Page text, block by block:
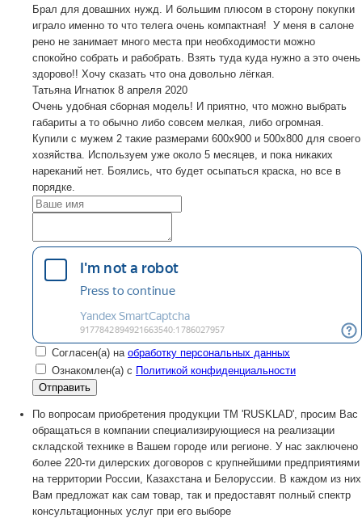
Брал для довашних нужд. И большим плюсом в сторону покупки
играло именно то что телега очень компактная! У меня в салоне
рено не занимает много места при необходимости можно
спокойно собрать и рабобрать. Взять туда куда нужно а это очень
здорово!! Хочу сказать что она довольно лёгкая.
Татьяна Игнатюк 8 апреля 2020
Очень удобная сборная модель! И приятно, что можно выбрать
габариты а то обычно либо совсем мелкая, либо огромная.
Купили с мужем 2 такие размерами 600х900 и 500х800 для своего
хозяйства. Используем уже около 5 месяцев, и пока никаких
нареканий нет. Боялись, что будет осыпаться краска, но все в
порядке.
Согласен(а) на обработку персональных данных
Ознакомлен(а) с Политикой конфиденциальности
По вопросам приобретения продукции TM 'RUSKLAD', просим Вас
обращаться в компании специализирующиеся на реализации
складской технике в Вашем городе или регионе. У нас заключено
более 220-ти дилерских договоров с крупнейшими предприятиями
на территории России, Казахстана и Белоруссии. В каждом из них
Вам предложат как сам товар, так и предоставят полный спектр
консультационных услуг при его выборе